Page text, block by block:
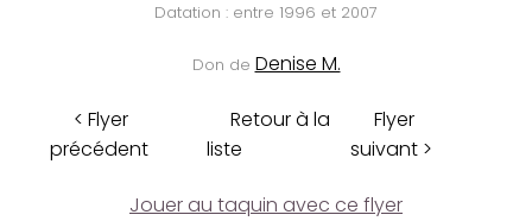
Datation : entre 1996 et 2007
Don de Denise M.
< Flyer
précédent
Retour à la
liste
Flyer
suivant >
Jouer au taquin avec ce flyer